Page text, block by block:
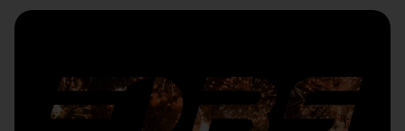
proteção do planeta é uma responsabilidade que
BallSystem fez uma parceria com a ONE TREE PLANTED.”
que a sustentabilidade é um valor fundamental que toda
a Rede BS respeita.